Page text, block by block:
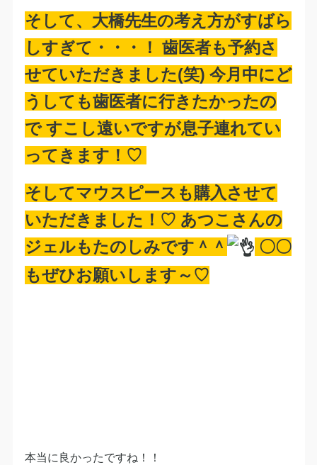
そして、大橋先生の考え方がすばら
しすぎて・・・！ 歯医者も予約さ
せていただきました(笑) 今月中にど
うしても歯医者に行きたかったの
で すこし遠いですが息子連れてい
ってきます！♡
そしてマウスピースも購入させて
いただきました！♡ あつこさんの
ジェルもたのしみです＾＾
〇〇
もぜひお願いします～♡
本当に良かったですね！！